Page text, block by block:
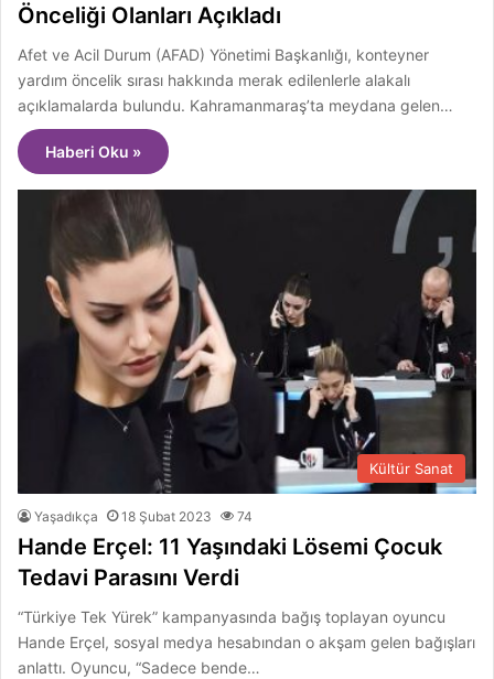
Önceliği Olanları Açıkladı
Afet ve Acil Durum (AFAD) Yönetimi Başkanlığı, konteyner
yardım öncelik sırası hakkında merak edilenlerle alakalı
açıklamalarda bulundu. Kahramanmaraş’ta meydana gelen…
Haberi Oku »
Kültür Sanat
Yaşadıkça 18 Şubat 2023 74
Hande Erçel: 11 Yaşındaki Lösemi Çocuk
Tedavi Parasını Verdi
“Türkiye Tek Yürek” kampanyasında bağış toplayan oyuncu
Hande Erçel, sosyal medya hesabından o akşam gelen bağışları
anlattı. Oyuncu, “Sadece bende…